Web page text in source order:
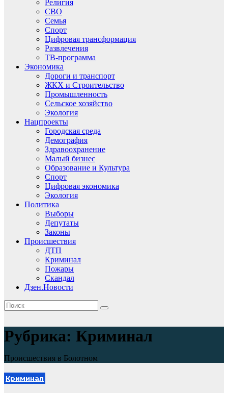
Религия
СВО
Семья
Спорт
Цифровая трансформация
Развлечения
ТВ-программа
Экономика
Дороги и транспорт
ЖКХ и Строительство
Промышленность
Сельское хозяйство
Экология
Нацпроекты
Городская среда
Демография
Здравоохранение
Малый бизнес
Образование и Культура
Спорт
Цифровая экономика
Экология
Политика
Выборы
Депутаты
Законы
Происшествия
ДТП
Криминал
Пожары
Скандал
Дзен.Новости
Рубрика: Криминал
Происшествия в Болотном
Криминал